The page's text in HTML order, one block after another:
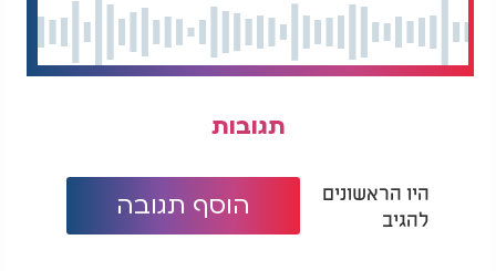
תגובות
היו הראשונים
להגיב
הוסף תגובה